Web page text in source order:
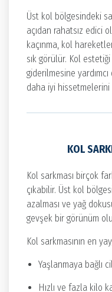
Üst kol bölgesindeki
açıdan rahatsız edici
kaçınma, kol
sık görülür. Kol
giderilmesine
daha iyi hissetmelerini
KOL
Kol sarkması birçok
çıkabilir. Üst kol
azalması ve yağ
gevşek bir görünüm
Kol sarkmasının en
Yaşlanmaya bağlı
Hızlı ve fazla kilo